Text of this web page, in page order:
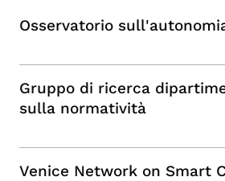
Osservatorio
Gruppo di ricerca
sulla normatività
Venice Network on Smart